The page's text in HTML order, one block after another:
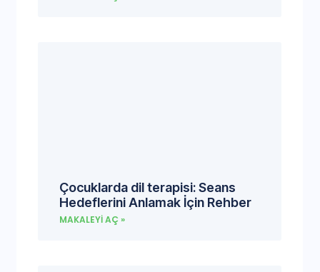
Çocuklarda dil terapisi: Seans
Hedeflerini Anlamak İçin Rehber
MAKALEYI AÇ »